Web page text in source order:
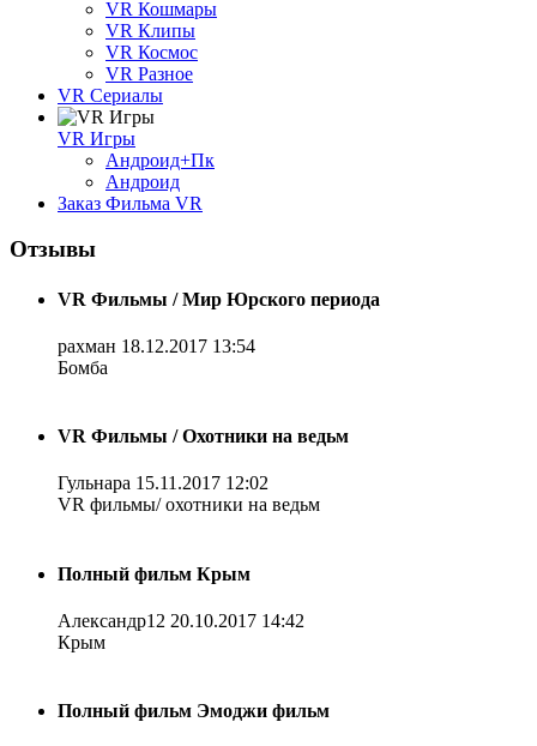
VR Кошмары
VR Клипы
VR Космос
VR Разное
VR Сериалы
VR Игры
Андроид+Пк
Андроид
Заказ Фильма VR
Отзывы
VR Фильмы / Мир Юрского периода
рахман 18.12.2017 13:54
Бомба
VR Фильмы / Охотники на ведьм
Гульнара 15.11.2017 12:02
VR фильмы/ охотники на ведьм
Полный фильм Крым
Александр12 20.10.2017 14:42
Крым
Полный фильм Эмоджи фильм